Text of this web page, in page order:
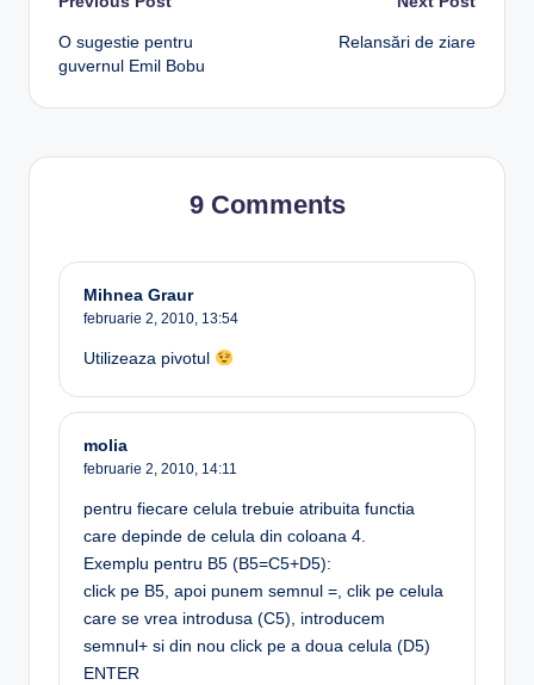
Post
navigation
O sugestie pentru
guvernul Emil Bobu
Relansări de ziare
9 Comments
Mihnea Graur
februarie 2, 2010, 13:54
Utilizeaza pivotul
molia
februarie 2, 2010, 14:11
pentru fiecare celula trebuie atribuita functia
care depinde de celula din coloana 4.
Exemplu pentru B5 (B5=C5+D5):
click pe B5, apoi punem semnul =, clik pe celula
care se vrea introdusa (C5), introducem
semnul+ si din nou click pe a doua celula (D5)
ENTER